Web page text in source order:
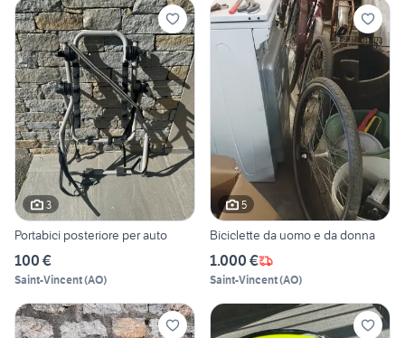
3
Portabici posteriore per auto
100 €
Saint-Vincent(AO)
5
Biciclette da uomo e da donna
1.000 €
Saint-Vincent(AO)